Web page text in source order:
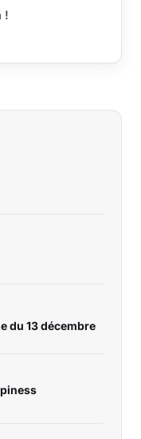
!
du 13 décembre